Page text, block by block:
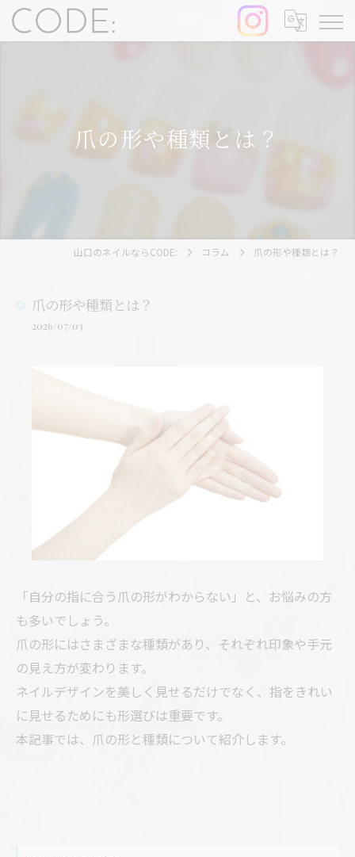
爪の形や種類とは？
山口のネイルならCODE: コラム 爪の形や種類とは？
爪の形や種類とは？
2026/07/03
「自分の指に合う爪の形がわからない」と、お悩みの方
も多いでしょう。
爪の形にはさまざまな種類があり、それぞれ印象や手元
の見え方が変わります。
ネイルデザインを美しく見せるだけでなく、指をきれい
に見せるためにも形選びは重要です。
本記事では、爪の形と種類について紹介します。